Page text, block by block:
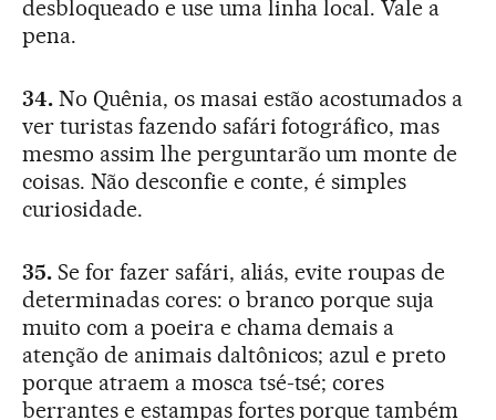
desbloqueado e use uma linha local. Vale a
pena.
34.No Quênia, os masai estão acostumados a
ver turistas fazendo safári fotográfico, mas
mesmo assim lhe perguntarão um monte de
coisas. Não desconfie e conte, é simples
curiosidade.
35.Se for fazer safári, aliás, evite roupas de
determinadas cores: o branco porque suja
muito com a poeira e chama demais a
atenção de animais daltônicos; azul e preto
porque atraem a mosca tsé-tsé; cores
berrantes e estampas fortes porque também